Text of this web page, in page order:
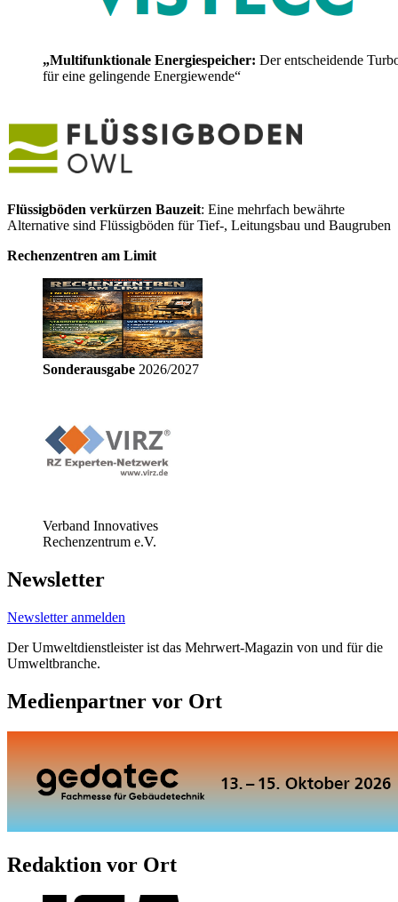
„Multifunktionale Energiespeicher: Der entscheidende
für eine gelingende Energiewende“
Flüssigböden verkürzen Bauzeit: Eine mehrfach bewährte
Alternative sind Flüssigböden für Tief-, Leitungsbau und Baugruben
Rechenzentren am Limit
Sonderausgabe 2026/2027
Verband Innovatives
Rechenzentrum e.V.
Newsletter
Newsletter anmelden
Der Umweltdienstleister ist das Mehrwert-Magazin von und für die
Umweltbranche.
Medienpartner vor Ort
Redaktion vor Ort